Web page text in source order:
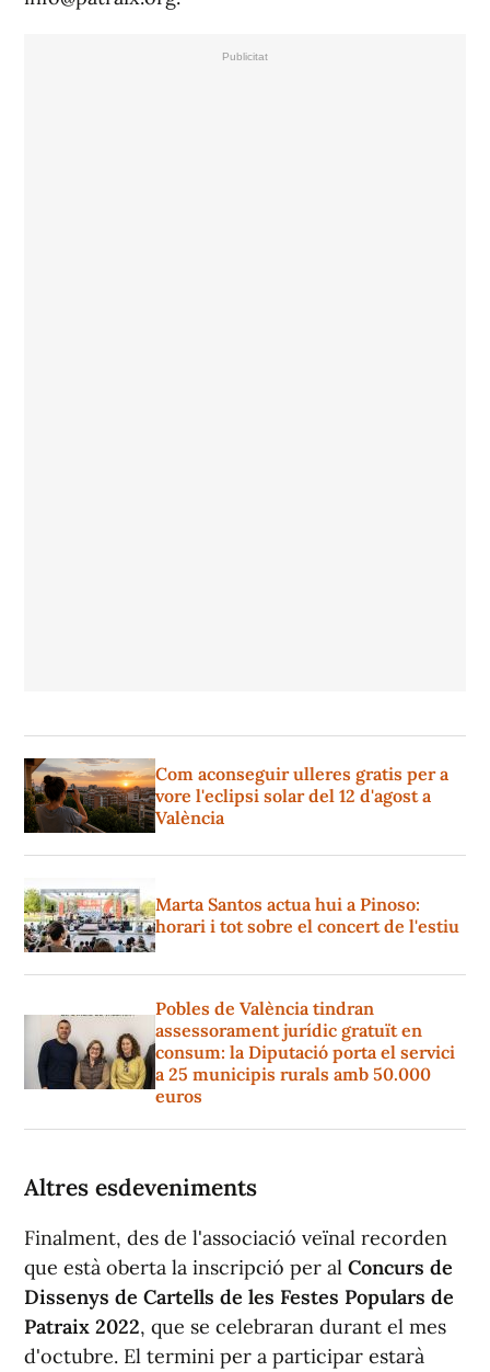
Com aconseguir ulleres gratis per a
vore l'eclipsi solar del 12 d'agost a
València
Marta Santos actua hui a Pinoso:
horari i tot sobre el concert de l'estiu
Pobles de València tindran
assessorament jurídic gratuït en
consum: la Diputació porta el servici
a 25 municipis rurals amb 50.000
euros
Altres esdeveniments
Finalment, des de l'associació veïnal recorden
que està oberta la inscripció per al Concurs de
Dissenys de Cartells de les Festes Populars de
Patraix 2022, que se celebraran durant el mes
d'octubre. El termini per a participar estarà